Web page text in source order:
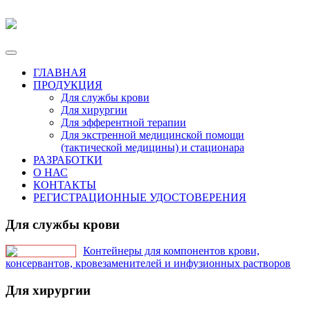
ГЛАВНАЯ
ПРОДУКЦИЯ
Для службы крови
Для хирургии
Для эфферентной терапии
Для экстренной медицинской помощи
(тактической медицины) и стационара
РАЗРАБОТКИ
О НАС
КОНТАКТЫ
РЕГИСТРАЦИОННЫЕ УДОСТОВЕРЕНИЯ
Для службы крови
Контейнеры для компонентов крови,
консервантов, кровезаменителей и инфузионных растворов
Для хирургии